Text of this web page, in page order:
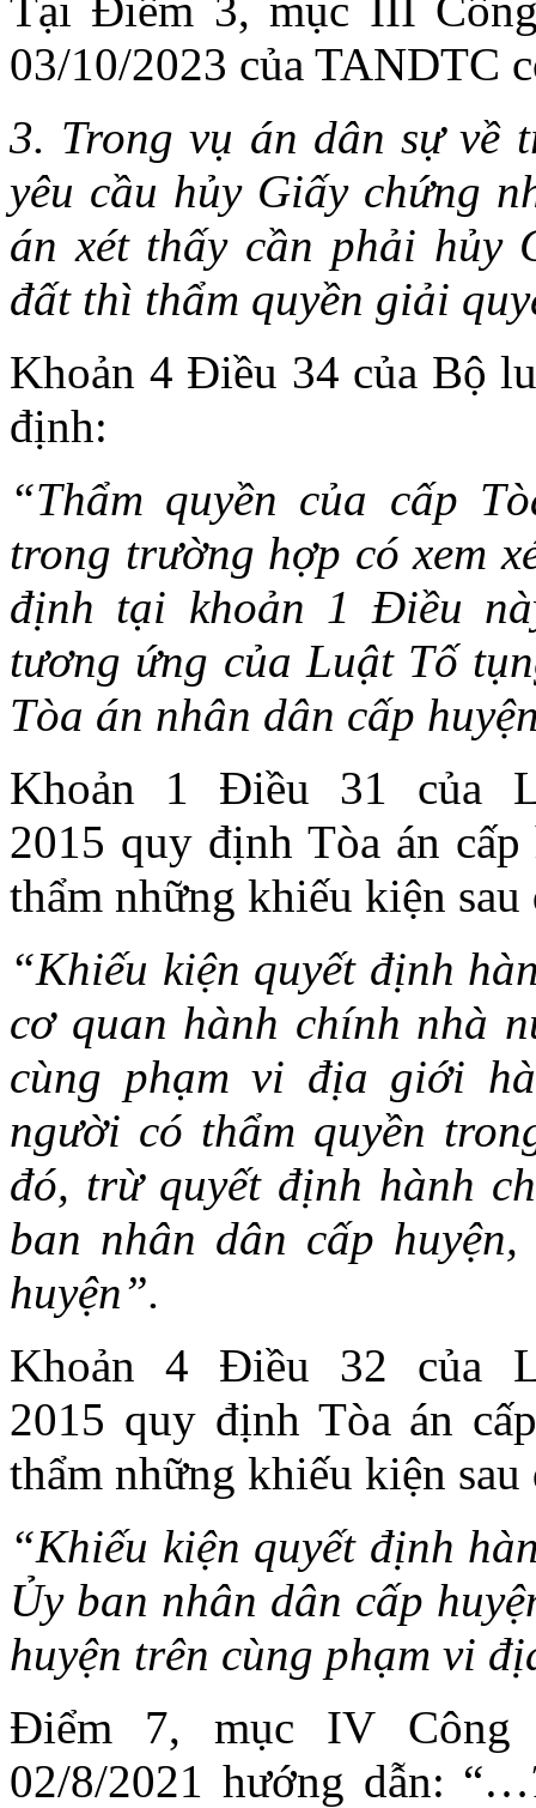
03/10/2023 của TANDTC
3. Trong vụ án dân sự về
yêu cầu hủy Giấy chứng
án xét thấy cần phải hủy
đất thì thẩm quyền giải
Khoản 4 Điều 34 của Bộ
định:
“Thẩm quyền của cấp
trong trường hợp có xem
định tại khoản 1 Điều
tương ứng của Luật Tố
Tòa án nhân dân cấp
Khoản 1 Điều 31 của
2015 quy định Tòa án
thẩm những khiếu kiện sau
“Khiếu kiện quyết định
cơ quan hành chính nhà
cùng phạm vi địa giới
người có thẩm quyền
đó, trừ quyết định hành
ban nhân dân cấp
huyện”.
Khoản 4 Điều 32 của
2015 quy định Tòa án
thẩm những khiếu kiện sau
“Khiếu kiện quyết định
Ủy ban nhân dân cấp
huyện trên cùng phạm vi
Điểm 7, mục IV Công
02/8/2021 hướng dẫn: “…